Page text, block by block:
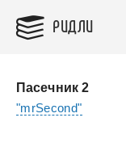
РИДЛИ
Пасечник 2
"mrSecond"